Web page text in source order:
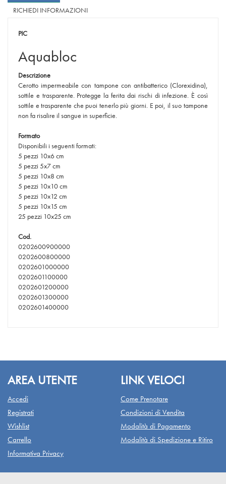
RICHIEDI INFORMAZIONI
PIC
Aquabloc
Descrizione
Cerotto impermeabile con tampone con antibatterico (Clorexidina),
sottile e trasparente. Protegge la ferita dai rischi di infezione. È così
sottile e trasparente che puoi tenerlo più giorni. E poi, il suo tampone
non fa risalire il sangue in superficie.
Formato
Disponibili i seguenti formati:
5 pezzi 10x6 cm
5 pezzi 5x7 cm
5 pezzi 10x8 cm
5 pezzi 10x10 cm
5 pezzi 10x12 cm
5 pezzi 10x15 cm
25 pezzi 10x25 cm
Cod.
0202600900000
0202600800000
0202601000000
0202601100000
0202601200000
0202601300000
0202601400000
AREA UTENTE
Accedi
Registrati
Wishlist
Carrello
Informativa Privacy
LINK VELOCI
Come Prenotare
Condizioni di Vendita
Modalità di Pagamento
Modalità di Spedizione e Ritiro